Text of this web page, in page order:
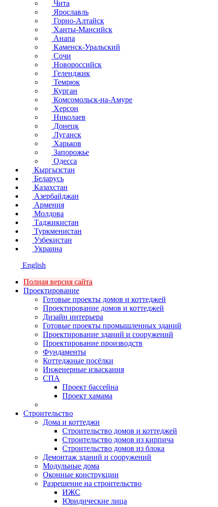
Чита
Ярославль
Горно-Алтайск
Ханты-Мансийск
Анапа
Каменск-Уральский
Сочи
Новороссийск
Геленджик
Темрюк
Курган
Комсомольск-на-Амуре
Херсон
Николаев
Донецк
Луганск
Харьков
Запорожье
Одесса
Кыргызстан
Беларусь
Казахстан
Азербайджан
Армения
Молдова
Таджикистан
Туркменистан
Узбекистан
Украина
English
Полная версия сайта
Проектирование
Готовые проекты домов и коттеджей
Проектирование домов и коттеджей
Дизайн интерьера
Готовые проекты промышленных зданий
Проектирование зданий и сооружений
Проектирование производств
Фундаменты
Коттеджные посёлки
Инженерные изыскания
СПА
Проект бассейна
Проект хамама
Строительство
Дома и коттеджи
Строительство домов и коттеджей
Строительство домов из кирпича
Строительство домов из блока
Демонтаж зданий и сооружений
Модульные дома
Оконные конструкции
Разрешение на строительство
ИЖС
Юридические лица